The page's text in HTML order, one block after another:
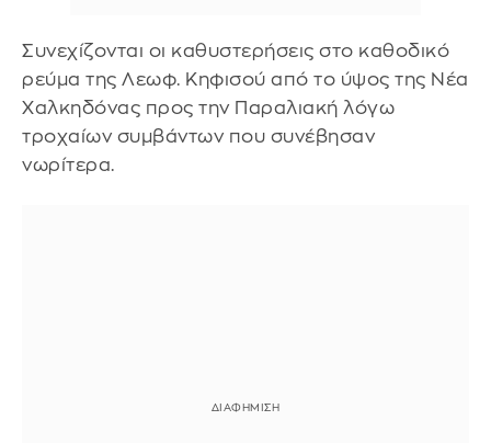
Συνεχίζονται οι καθυστερήσεις στο καθοδικό
ρεύμα της Λεωφ. Κηφισού από το ύψος της Νέα
Χαλκηδόνας προς την Παραλιακή λόγω
τροχαίων συμβάντων που συνέβησαν
νωρίτερα.